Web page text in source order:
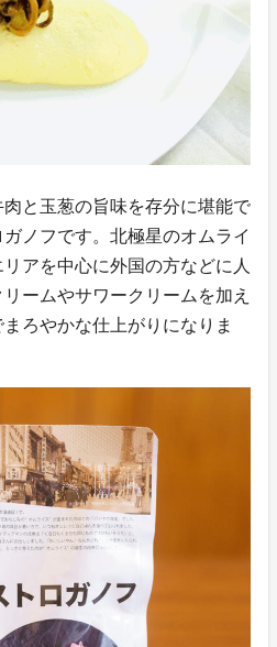
と玉葱の旨味を存分に堪能で
ノフです。北極星のオムライ
アを中心に外国の方などに人
ームやサワークリームを加え
ろやかな仕上がりになりま